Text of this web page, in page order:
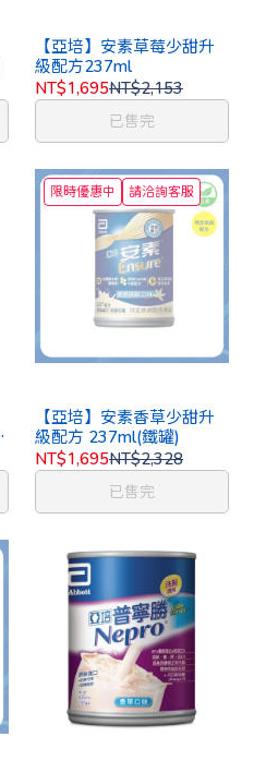
【亞培】安素草莓少甜升
級配方237ml
NT$1,695NT$2,153
已售完
限時優惠中 請洽詢客服
【亞培】安素香草少甜升
級配方 237ml(鐵罐)
NT$1,695NT$2,328
已售完